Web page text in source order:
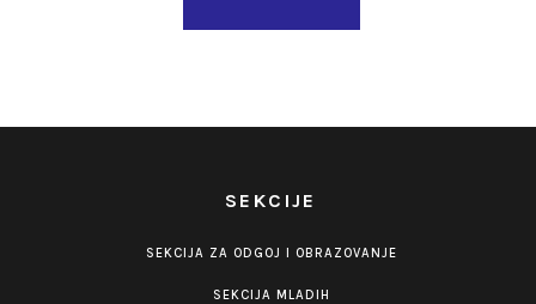
SEKCIJE
SEKCIJA ZA ODGOJ I OBRAZOVANJE
SEKCIJA MLADIH